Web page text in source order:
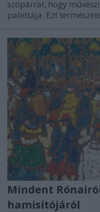
szópárral, hogy
palettája. Ezt
Mindent
hamisítójáról